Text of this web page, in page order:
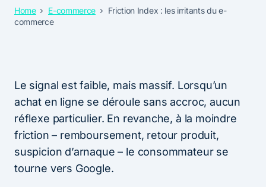
Home E-commerce
Friction Index : les irritants du e-
commerce
Le signal est faible, mais massif. Lorsqu’un
achat en ligne se déroule sans accroc, aucun
réflexe particulier. En revanche, à la moindre
friction – remboursement, retour produit,
suspicion d’arnaque – le consommateur se
tourne vers Google.